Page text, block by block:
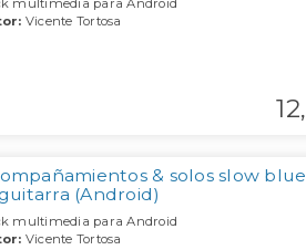
multimedia para Android
Vicente Tortosa
12,
& solos slow
(Android)
multimedia para Android
Vicente Tortosa